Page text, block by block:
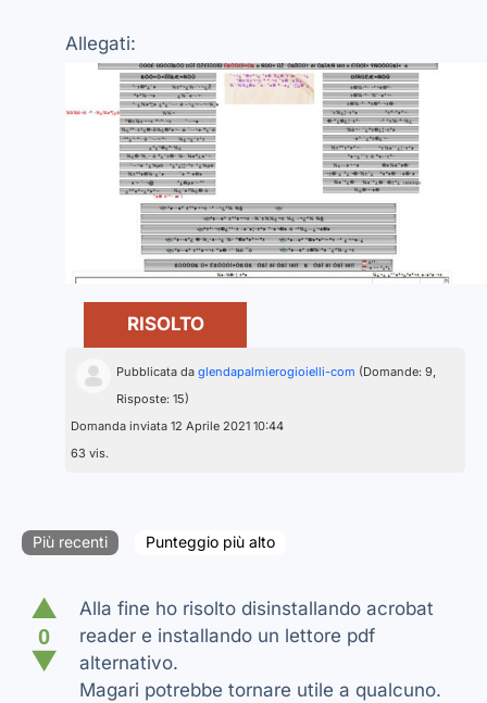
Allegati:
RISOLTO
Pubblicata da glendapalmierogioielli-com (Domande: 9,
Risposte: 15)
Domanda inviata 12 Aprile 2021 10:44
63 vis.
Più recenti Punteggio più alto
▲
0
▼
Alla fine ho risolto disinstallando acrobat
reader e installando un lettore pdf
alternativo.
Magari potrebbe tornare utile a qualcuno.